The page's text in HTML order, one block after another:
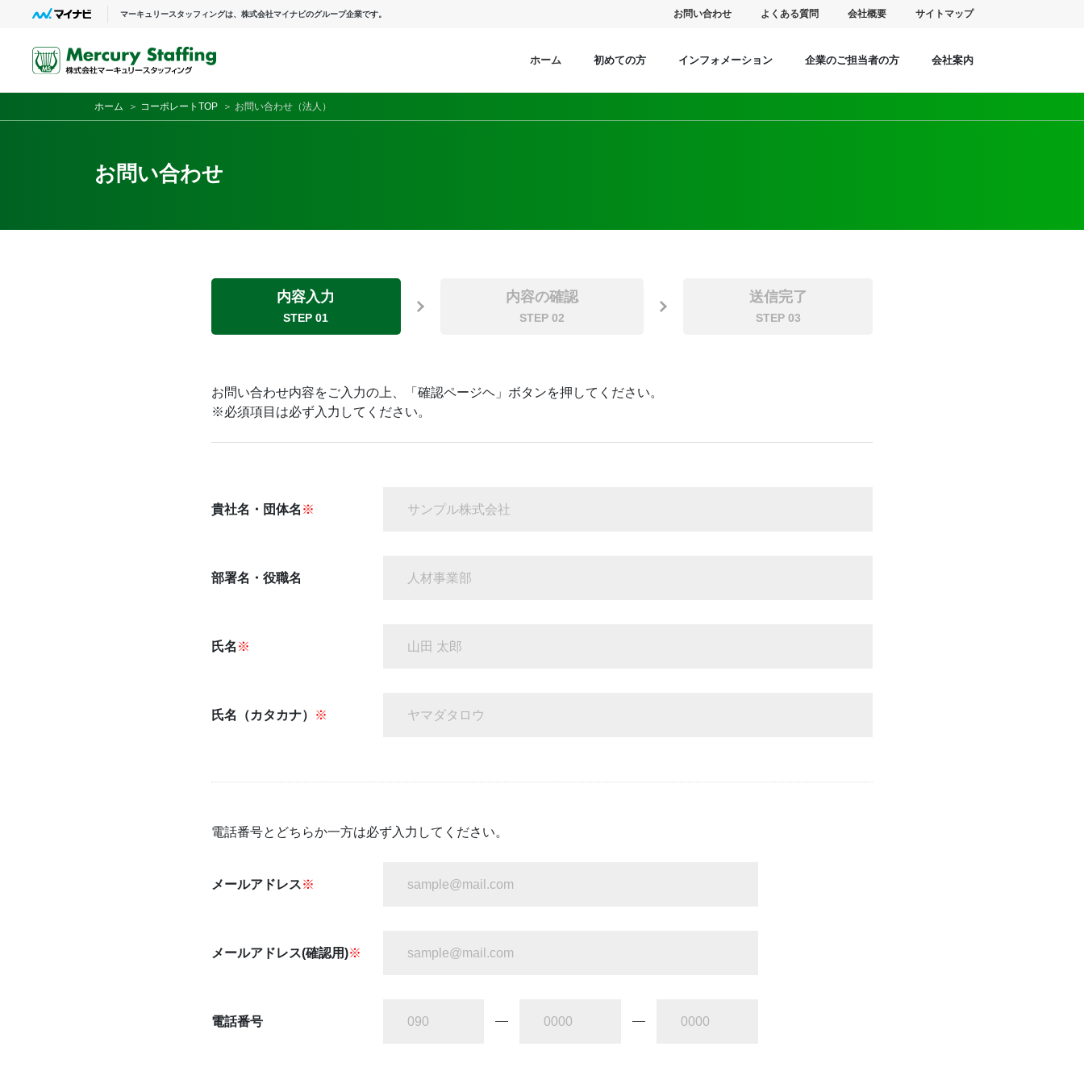
マーキュリースタッフィングは、株式会社マイナビのグループ企業です。 お問い合わせ よくある質問 会社概要 サイトマップ
ホーム 初めての方 インフォメーション 企業のご担当者の方 会社案内
ホーム ＞ コーポレートTOP ＞ お問い合わせ（法人）
お問い合わせ
内容入力
STEP 01
内容の確認
STEP 02
送信完了
STEP 03
お問い合わせ内容をご入力の上、「確認ページヘ」ボタンを押してください。
※必須項目は必ず入力してください。
貴社名・団体名 ※
部署名・役職名
氏名 ※
氏名（カタカナ） ※
電話番号とどちらか一方は必ず入力してください。
メールアドレス※
メールアドレス(確認用)※
電話番号